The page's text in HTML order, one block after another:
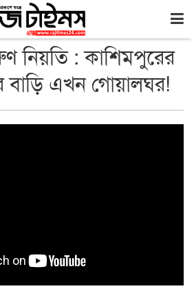
নিয়তি : কাশিমপুরের
বাড়ি এখন গোয়ালঘর!